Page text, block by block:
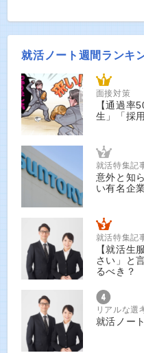
就活ノート週間ランキ
面接対策
【通過率
生」「採
就活特集記
意外と知
い有名企
就活特集記
【就活生
さい」と
るべき？
リアルな選
就活ノー